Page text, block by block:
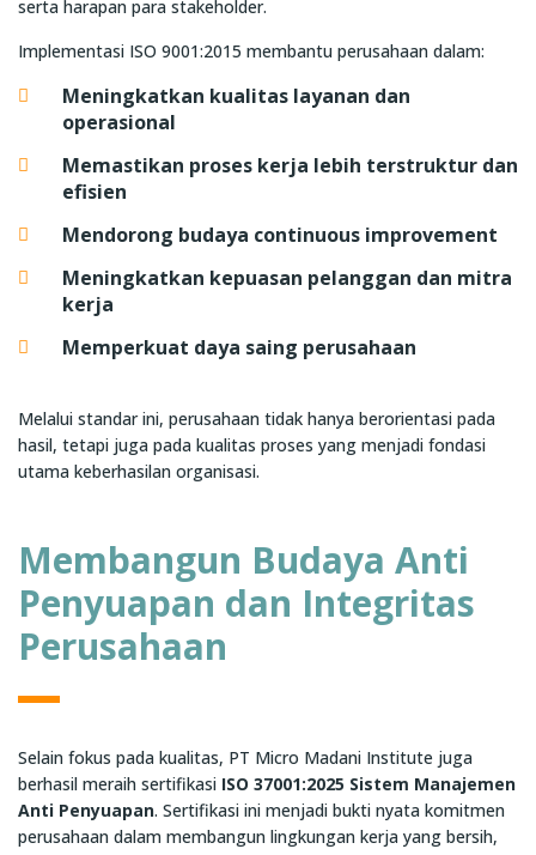
serta harapan para stakeholder.
Implementasi ISO 9001:2015 membantu perusahaan dalam:
Meningkatkan kualitas layanan dan
operasional
Memastikan proses kerja lebih terstruktur dan
efisien
Mendorong budaya continuous improvement
Meningkatkan kepuasan pelanggan dan mitra
kerja
Memperkuat daya saing perusahaan
Melalui standar ini, perusahaan tidak hanya berorientasi pada
hasil, tetapi juga pada kualitas proses yang menjadi fondasi
utama keberhasilan organisasi.
Membangun Budaya Anti
Penyuapan dan Integritas
Perusahaan
Selain fokus pada kualitas, PT Micro Madani Institute juga
berhasil meraih sertifikasi ISO 37001:2025 Sistem Manajemen
Anti Penyuapan. Sertifikasi ini menjadi bukti nyata komitmen
perusahaan dalam membangun lingkungan kerja yang bersih,